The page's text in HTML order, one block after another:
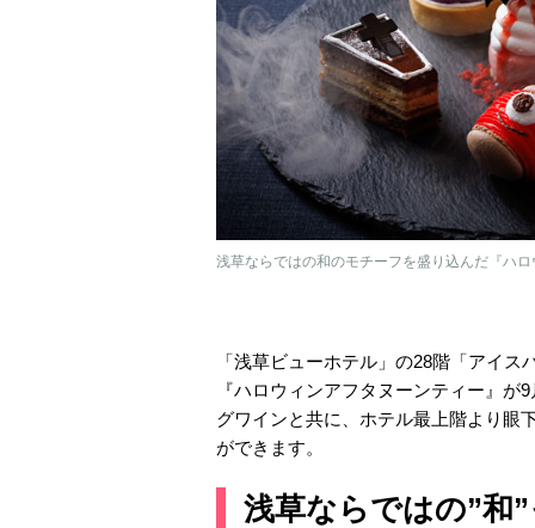
浅草ならではの和のモチーフを盛り込んだ『ハ
「浅草ビューホテル」の28階「アイ
『ハロウィンアフタヌーンティー』
グワインと共に、ホテル最上階より眼
ができます。
浅草ならではの”和